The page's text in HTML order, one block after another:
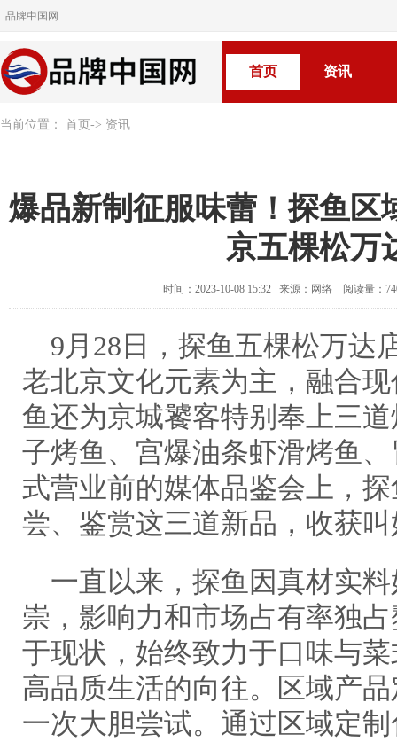
品牌中国网
首页 资讯
当前位置： 首页 -> 资讯
爆品新制征服味蕾！探鱼区
京五棵松万
时间：2023-10-08 15:32 来源：网络 阅读量：
9月28日，探鱼五棵松万达
老北京文化元素为主，融合
鱼还为京城饕客特别奉上三
子烤鱼、宫爆油条虾滑烤鱼
式营业前的媒体品鉴会上，
尝、鉴赏这三道新品，收获
一直以来，探鱼因真材实
崇，影响力和市场占有率独
于现状，始终致力于口味与
高品质生活的向往。区域产
一次大胆尝试。通过区域定